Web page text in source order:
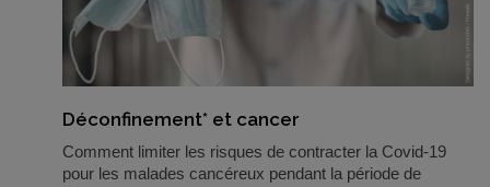
Déconfinement* et cancer
Comment limiter les risques de contracter la Covid-19
pour les malades cancéreux pendant la période de